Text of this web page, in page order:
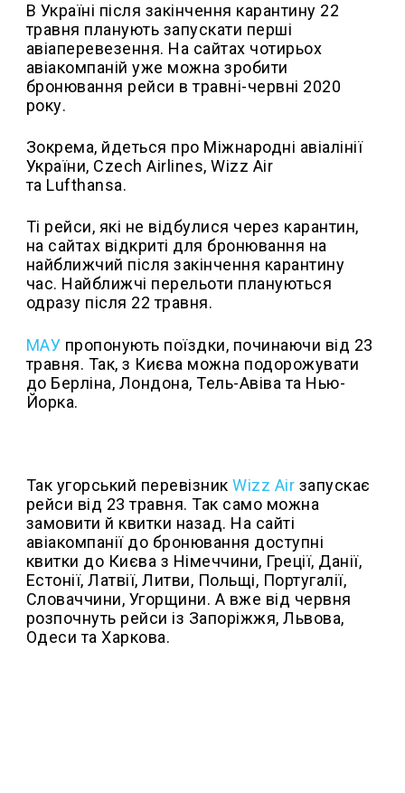
В Україні після закінчення карантину 22
травня планують запускати перші
авіаперевезення. На сайтах чотирьох
авіакомпаній уже можна зробити
бронювання рейси в травні-червні 2020
року.
Зокрема, йдеться про Міжнародні авіалінії
України, Czech Airlines, Wizz Air
та Lufthansa.
Ті рейси, які не відбулися через карантин,
на сайтах відкриті для бронювання на
найближчий після закінчення карантину
час. Найближчі перельоти плануються
одразу після 22 травня.
МАУ пропонують поїздки, починаючи від 23
травня. Так, з Києва можна подорожувати
до Берліна, Лондона, Тель-Авіва та Нью-
Йорка.
Так угорський перевізникWizz Air запускає
рейси від 23 травня. Так само можна
замовити й квитки назад. На сайті
авіакомпанії до бронювання доступні
квитки до Києва з Німеччини, Греції, Данії,
Естонії, Латвії, Литви, Польщі, Португалії,
Словаччини, Угорщини. А вже від червня
розпочнуть рейси із Запоріжжя, Львова,
Одеси та Харкова.